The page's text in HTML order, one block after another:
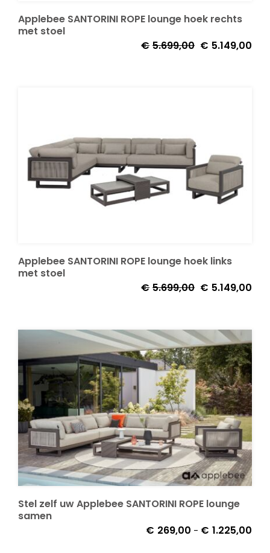
Applebee SANTORINI ROPE lounge hoek rechts
met stoel
€ 5.699,00 Oorspronkelijke
€ 5.149,00
Applebee SANTORINI ROPE lounge hoek links
met stoel
€ 5.699,00 Oorspronkelijke
€5.699,00.
€ 5.149,00
Stel zelf uw Applebee SANTORINI ROPE lounge
samen
€ 269,00 - € 1.225,00